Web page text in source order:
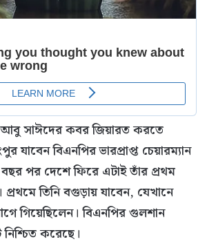
আবু সাঈদের কবর জিয়ারত করতে
যাবেন বিএনপির ভারপ্রাপ্ত চেয়ারম্যান
পর দেশে ফিরে এটাই তাঁর প্রথম
তিনি বগুড়ায় যাবেন, যেখানে
গিয়েছিলেন। বিএনপির গুলশান
নিশ্চিত করেছে।